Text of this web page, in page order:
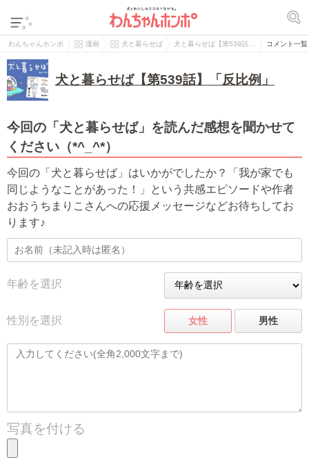
わんちゃんホンポ 漫画 犬と暮らせば 犬と暮らせば【第539話… コメント一覧
犬と暮らせば【第539話】「反比例」
今回の「犬と暮らせば」を読んだ感想を聞かせて
ください（*^_^*）
今回の「犬と暮らせば」はいかがでしたか？「我が家でも
同じようなことがあった！」という共感エピソードや作者
おおうちまりこさんへの応援メッセージなどお待ちしてお
ります♪
年齢を選択
性別を選択 女性 男性
写真を付ける